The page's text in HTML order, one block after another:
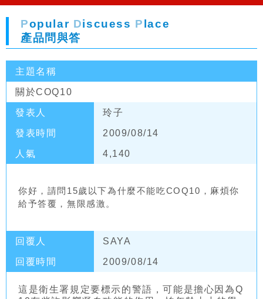
Popular Discuess P lace
產品問與答
主題名稱
關於COQ10
發表人 玲子
發表時間 2009/08/14
人氣 4,140
你好，請問15歲以下為什麼不能吃COQ10，麻煩你
給予答覆，無限感激。
回覆人 SAYA
回覆時間 2009/08/14
這是衛生署規定要標示的警語，可能是擔心因為Q